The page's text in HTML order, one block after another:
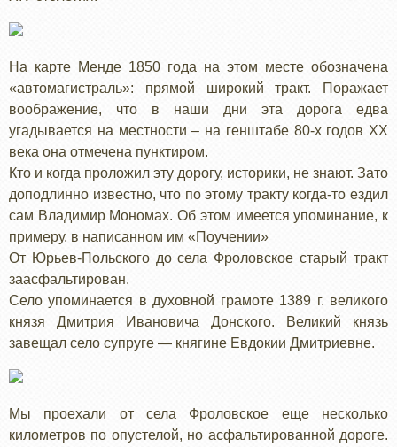
На карте Менде 1850 года на этом месте обозначена
«автомагистраль»: прямой широкий тракт. Поражает
воображение, что в наши дни эта дорога едва
угадывается на местности – на генштабе 80-х годов ХХ
века она отмечена пунктиром.
Кто и когда проложил эту дорогу, историки, не знают. Зато
доподлинно известно, что по этому тракту когда-то ездил
сам Владимир Мономах. Об этом имеется упоминание, к
примеру, в написанном им «Поучении»
От Юрьев-Польского до села Фроловское старый тракт
заасфальтирован.
Село упоминается в духовной грамоте 1389 г. великого
князя Дмитрия Ивановича Донского. Великий князь
завещал село супруге — княгине Евдокии Дмитриевне.
Мы проехали от села Фроловское еще несколько
километров по опустелой, но асфальтированной дороге.